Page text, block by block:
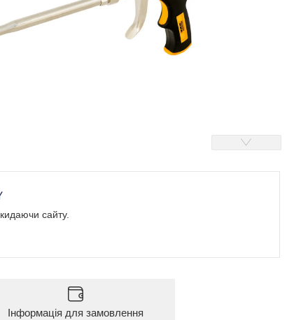
сайту.
Інформація для замовлення